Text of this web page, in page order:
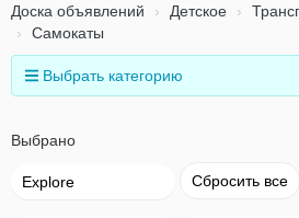
Доска объявлений Детское
Самокаты
Выбрать категорию
Выбрано
Explore Сбросить все